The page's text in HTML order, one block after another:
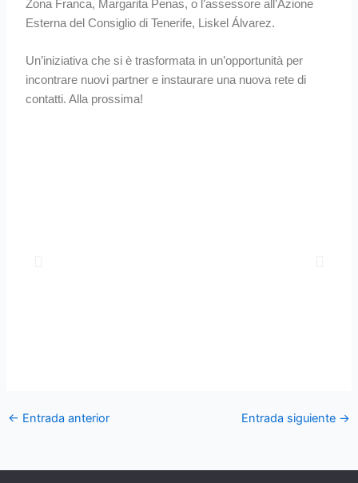
Zona Franca, Margarita Penas, o l’assessore all’Azione
Esterna del Consiglio di Tenerife, Liskel Álvarez.
Un’iniziativa che si è trasformata in un’opportunità per
incontrare nuovi partner e instaurare una nuova rete di
contatti. Alla prossima!
← Entrada anterior Entrada siguiente →